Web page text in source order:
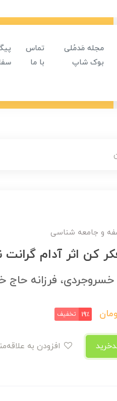
مجله مَدمُلی
بوک شاپ
تماس
با ما
و جامعه شناسی
کن اثر آدام
فرزانه حاج
19٪ تخفیف